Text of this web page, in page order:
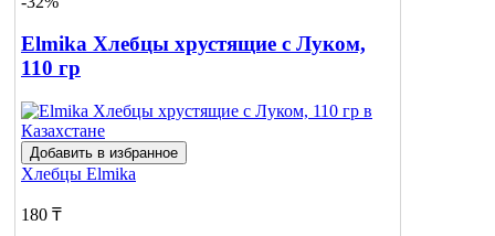
Elmika Хлебцы хрустящие с Луком,
110 гр
Добавить в избранное
Хлебцы Elmika
180 ₸